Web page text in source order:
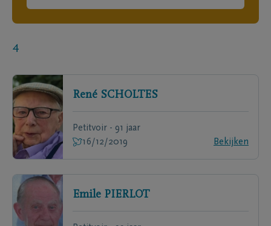
4
René SCHOLTES
Petitvoir - 91 jaar
16/12/2019
Bekijken
Emile PIERLOT